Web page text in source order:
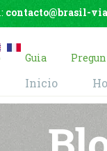
contacto@brasil-
Guia
Inicio